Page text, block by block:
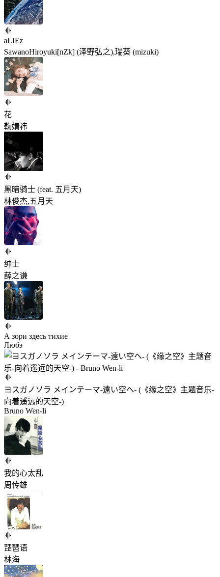
aLIEz
SawanoHiroyuki[nZk] (泽野弘之),瑞葵 (mizuki)
花
鞠婧祎
黑暗骑士 (feat. 五月天)
林俊杰,五月天
绅士
薛之谦
А зори здесь тихие
Любэ
ヨスガノソラ メインテーマ-遠い空へ- (《缘之空》主题音乐-
向着遥远的天空-)
Bruno Wen-li
我的心太乱
周传雄
琵琶语
林海